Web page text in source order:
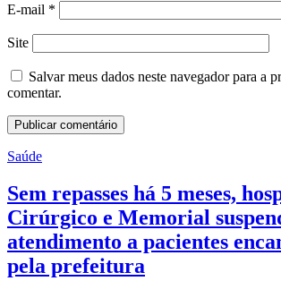
E-mail *
Site
Salvar meus dados neste navegador para a
comentar.
Saúde
Sem repasses há 5 meses,
Cirúrgico e Memorial
atendimento a pacientes
pela prefeitura